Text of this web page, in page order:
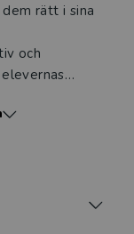
rätt i sina
och
lucktexter
till de